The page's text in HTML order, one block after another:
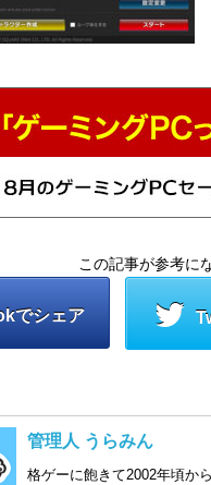
この記事が参考に
でシェア
管理人 うらみん
格ゲーに飽きて2002年頃か